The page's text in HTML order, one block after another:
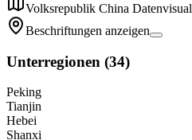
Volksrepublik China
Beschriftungen anzeigen
Unterregionen (34)
Peking
Tianjin
Hebei
Shanxi